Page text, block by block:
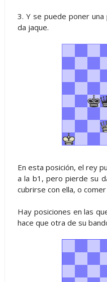
3. Y se puede poner
da jaque.
En esta posición, el rey
a la b1, pero pierde su
cubrirse con ella, o
Hay posiciones en las
hace que otra de su